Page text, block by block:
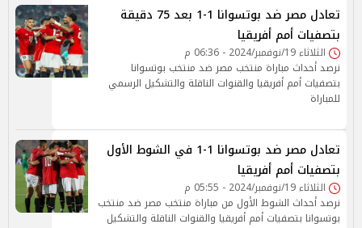
تعادل مصر ضد بوتسوانا 1-1 بعد 75 دقيقة
بتصفيات أمم أفريقيا
الثلاثاء 19/نوفمبر/2024 - 06:36 م
نرصد أحداث مباراة منتخب مصر ضد منتخب بوتسوانا
بتصفيات أمم أفريقيا والقنوات الناقلة والتشكيل الرسمي
للمباراة
تعادل مصر ضد بوتسوانا 1-1 في الشوط الأول
بتصفيات أمم أفريقيا
الثلاثاء 19/نوفمبر/2024 - 05:55 م
نرصد أحداث الشوط الأول من مباراة منتخب مصر ضد منتخب
بوتسوانا بتصفيات أمم أفريقيا والقنوات الناقلة والتشكيل